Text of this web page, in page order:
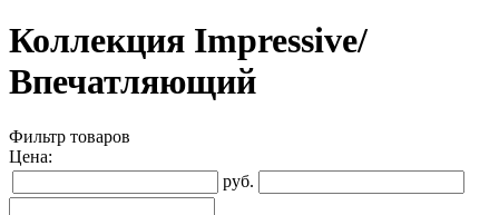
Коллекция Impressive/
Впечатляющий
Фильтр товаров
Цена:
руб.